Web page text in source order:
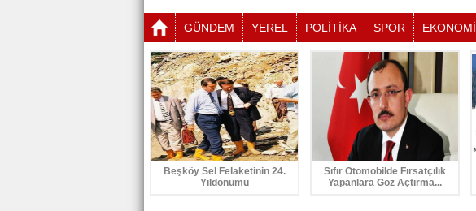
GÜNDEM YEREL POLİTİKA SPOR EKONOMİ
Beşköy Sel Felaketinin 24.
Yıldönümü
Sıfır Otomobilde Fırsatçılık
Yapanlara Göz Açtırma...